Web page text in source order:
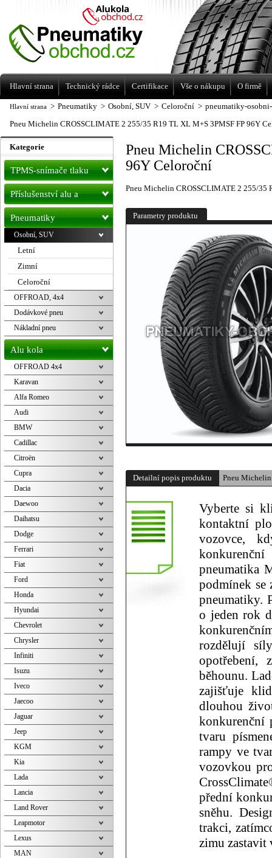
Hlavní strana > Pneumatiky > Osobní, SUV > Celoroční > pneumatiky-
Pneu Michelin CROSSCLIMATE 2 255/35 R19 TL XL M+S 3PMSF FP 96Y
Pneu Michelin
96Y Celoroční
Pneu Michelin CROSSCLIMATE 2 255/35
Parametry produktu
Detailní popis produktu Pneu
Vyberte si
kontaktní
vozovce,
pneumatika
podmínek se
pneumatiky.
o jeden rok
rozdělují
opotřebení,
běhounu.
zajišťuje
dlouhou
konkurenční
tvaru
rampy ve
vozovkou
přední
sněhu.
trakci,
zimu zastavit
Kategorie
TPMS-snímače tlaku
Příslušenství alu a
pneu
Pneumatiky
Osobní, SUV
Letní
Zimní
Celoroční
OFFROAD, 4x4
Dodávkové pneu
Nákladní pneu
Alu kola
OFFROAD 4x4
Karavan
Alfa Romeo
Audi
BMW
Cadillac
Citroën
Cupra
Dacia
Daewoo
Daihatsu
Dodge
Ferrari
Fiat
Ford
Honda
Hyundai
Chevrolet
Chrysler
Infiniti
Isuzu
Iveco
Jaecoo
Jaguar
Jeep
KGM
Kia
Lada
Lancia
Land Rover
Leapmotor
Lexus
MAN
Levné pneumatiky letní, zimní, Alu kola
a litá kola Racing Line
Hlavní strana Technický rádce Certifikace Vše o nákupu O firmě